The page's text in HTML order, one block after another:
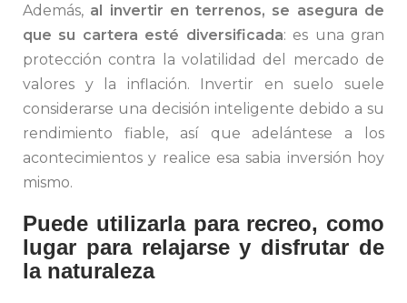
Además, al invertir en terrenos, se asegura de
que su cartera esté diversificada: es una gran
protección contra la volatilidad del mercado de
valores y la inflación. Invertir en suelo suele
considerarse una decisión inteligente debido a su
rendimiento fiable, así que adelántese a los
acontecimientos y realice esa sabia inversión hoy
mismo.
Puede utilizarla para recreo, como
lugar para relajarse y disfrutar de
la naturaleza